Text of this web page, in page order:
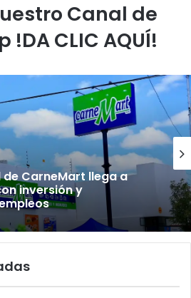
Canal de
CLIC AQUÍ!
de CarneMart llega a
inversión y